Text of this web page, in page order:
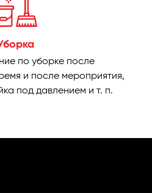
по уборке после
и после мероприятия,
под давлением и т. п.